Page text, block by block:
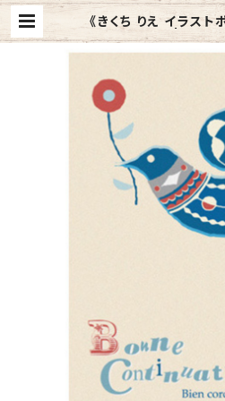
《きくち りえ イラスト
K-2／ ハト |
re